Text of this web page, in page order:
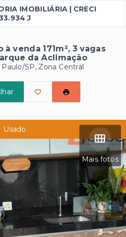
IMOBILIÁRIA | CRECI
J
venda 171m², 3 vagas
da Aclimação
SP, Zona Central
Mais fotos
Usado